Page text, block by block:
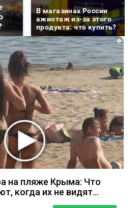
В магазинах России
ажиотаж из-за этого
продукта: что купить?
i
на пляже Крыма: Что
когда их не видят...